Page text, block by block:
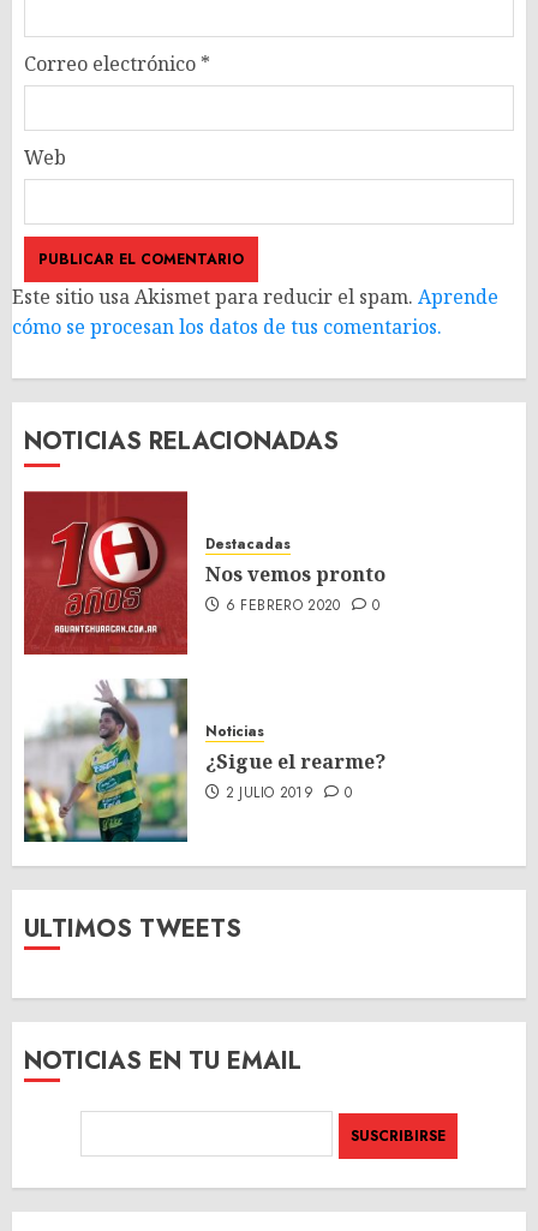
Correo electrónico *
Web
Este sitio usa Akismet para reducir el spam. Aprende
cómo se procesan los datos de tus comentarios.
NOTICIAS RELACIONADAS
Destacadas
Nos vemos pronto
6 FEBRERO 2020 0
Noticias
¿Sigue el rearme?
2 JULIO 2019 0
ULTIMOS TWEETS
NOTICIAS EN TU EMAIL